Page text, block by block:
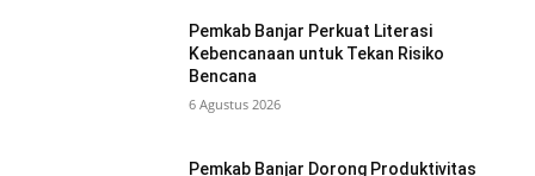
Pemkab Banjar Perkuat Literasi
Kebencanaan untuk Tekan Risiko
Bencana
6 Agustus 2026
Pemkab Banjar Dorong Produktivitas